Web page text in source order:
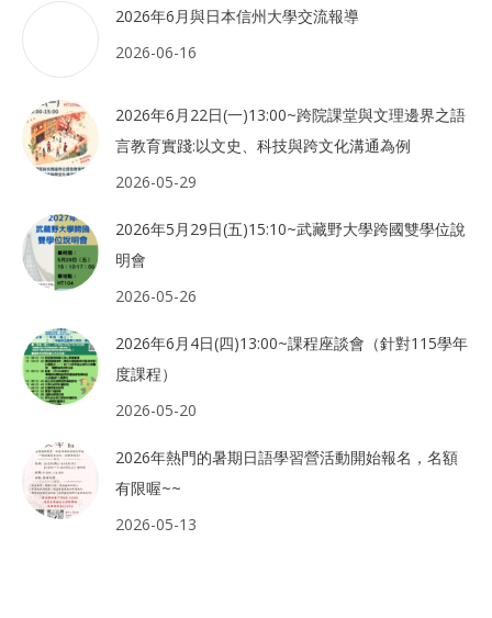
2026年6月與日本信州大學交流報導
2026-06-16
2026年6月22日(一)13:00~跨院課堂與文理邊界之語
言教育實踐:以文史、科技與跨文化溝通為例
2026-05-29
2026年5月29日(五)15:10~武藏野大學跨國雙學位說
明會
2026-05-26
2026年6月4日(四)13:00~課程座談會（針對115學年
度課程）
2026-05-20
2026年熱門的暑期日語學習營活動開始報名，名額
有限喔~~
2026-05-13